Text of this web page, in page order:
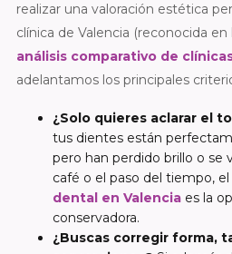
realizar una valoración estética
clínica de Valencia (reconocida
análisis comparativo de
adelantamos los principales
¿Solo quieres aclarar el
tus dientes están
pero han perdido brillo o se
café o el paso del tiempo, el
dental en Valencia es la
conservadora.
¿Buscas corregir forma,